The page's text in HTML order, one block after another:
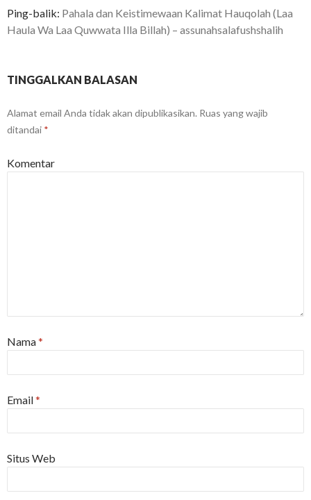
Ping-balik: Pahala dan Keistimewaan Kalimat Hauqolah (Laa
Haula Wa Laa Quwwata Illa Billah) – assunahsalafushshalih
TINGGALKAN BALASAN
Alamat email Anda tidak akan dipublikasikan. Ruas yang wajib
ditandai *
Komentar
Nama*
Email*
Situs Web